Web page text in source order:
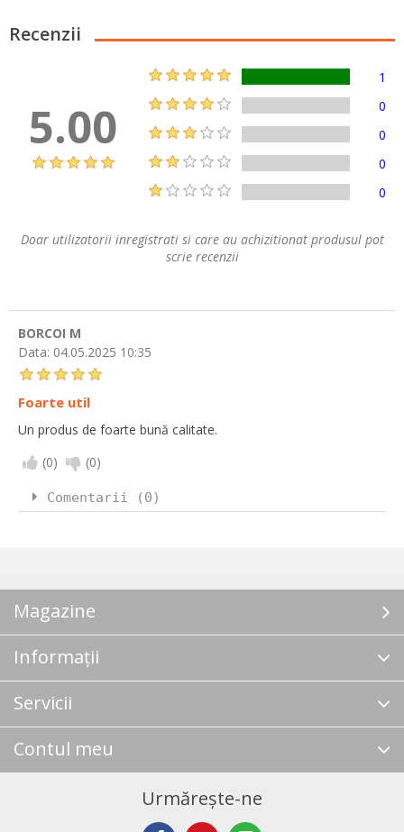
Recenzii
5.00
1
0
0
0
0
Doar utilizatorii inregistrati si care au achizitionat produsul pot
scrie recenzii
BORCOI M
Data: 04.05.2025 10:35
Foarte util
Un produs de foarte bună calitate.
(0) (0)
Comentarii (0)
Magazine
Informații
Servicii
Contul meu
Urmărește-ne